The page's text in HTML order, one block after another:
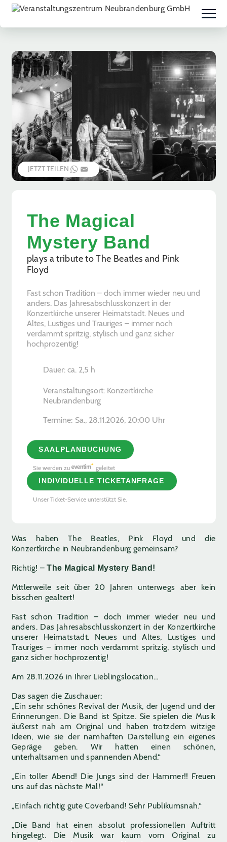
Was haben The Beatles, Pink Floyd und die
Konzertkirche in Neubrandenburg gemeinsam?
Richtig! –The Magical Mystery Band!
Mttlerweile seit über 20 Jahren unterwegs aber kein
bisschen gealtert!
Fast schon Tradition – doch immer wieder neu und
anders. Das Jahresabschlusskonzert in der Konzertkirche
unserer Heimatstadt. Neues und Altes, Lustiges und
Trauriges – immer noch verdammt spritzig, stylisch und
ganz sicher hochprozentig!
Am 28.11.2026 in Ihrer Lieblingslocation…
Das sagen die Zuschauer:
„Ein sehr schönes Revival der Musik, der Jugend und der
Erinnerungen. Die Band ist Spitze. Sie spielen die Musik
äußerst nah am Original und haben trotzdem witzige
Ideen, wie sie der namhaften Darstellung ein eigenes
Gepräge geben. Wir hatten einen schönen,
unterhaltsamen und spannenden Abend.“
„Ein toller Abend! Die Jungs sind der Hammer!! Freuen
uns auf das nächste Mal!“
„Einfach richtig gute Coverband! Sehr Publikumsnah.“
„Die Band hat einen absolut professionellen Auftritt
hingelegt. Die Musik war kaum vom Original zu
JETZT TEILEN WHATSAPP
EMAIL
The Magical
Mystery Band
plays a tribute to The Beatles and Pink
Floyd
Fast schon Tradition – doch immer wieder neu und
anders. Das Jahresabschlusskonzert in der
Konzertkirche unserer Heimatstadt. Neues und
Altes, Lustiges und Trauriges – immer noch
verdammt spritzig, stylisch und ganz sicher
hochprozentig!
Dauer: ca. 2,5 h
Veranstaltungsort: Konzertkirche
Neubrandenburg
Termine: Sa., 28.11.2026, ­20:00 Uhr
SAALPLANBUCHUNG
Sie werden zu geleitet
INDIVIDUELLE TICKETANFRAGE
Unser Ticket-Service unterstützt Sie.